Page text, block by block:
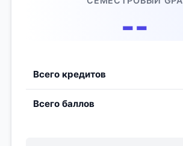
--
Всего кредитов
Всего баллов